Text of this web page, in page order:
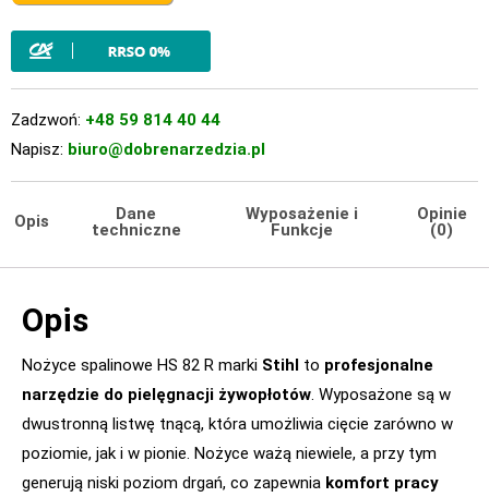
Zadzwoń: +48 59 814 40 44
Napisz: biuro@dobrenarzedzia.pl
Opis
Dane
techniczne
Wyposażenie i
Funkcje
Opinie
(0)
Opis
Nożyce spalinowe HS 82 R marki Stihl to profesjonalne
narzędzie do pielęgnacji żywopłotów. Wyposażone są w
dwustronną listwę tnącą, która umożliwia cięcie zarówno w
poziomie, jak i w pionie. Nożyce ważą niewiele, a przy tym
generują niski poziom drgań, co zapewnia komfort pracy